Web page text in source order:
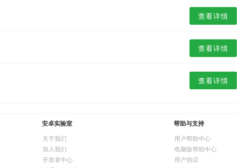
查看详情
查看详情
查看详情
安卓实验室
关于我们
加入我们
开发者中心
帮助与支持
用户帮助中心
电脑版帮助中心
用户协议